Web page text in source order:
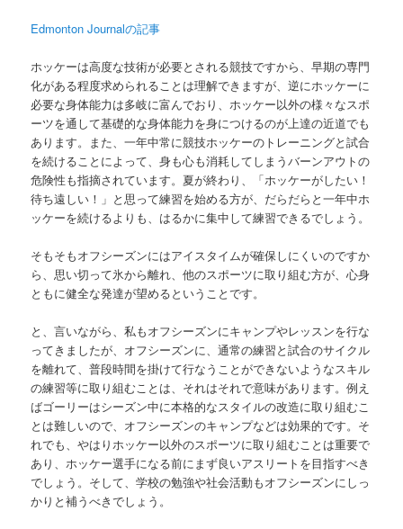
Edmonton Journalの記事
ホッケーは高度な技術が必要とされる競技ですから、早期の専門
化がある程度求められることは理解できますが、逆にホッケーに
必要な身体能力は多岐に富んでおり、ホッケー以外の様々なスポ
ーツを通して基礎的な身体能力を身につけるのが上達の近道でも
あります。また、一年中常に競技ホッケーのトレーニングと試合
を続けることによって、身も心も消耗してしまうバーンアウトの
危険性も指摘されています。夏が終わり、「ホッケーがしたい！
待ち遠しい！」と思って練習を始める方が、だらだらと一年中ホ
ッケーを続けるよりも、はるかに集中して練習できるでしょう。
そもそもオフシーズンにはアイスタイムが確保しにくいのですか
ら、思い切って氷から離れ、他のスポーツに取り組む方が、心身
ともに健全な発達が望めるということです。
と、言いながら、私もオフシーズンにキャンプやレッスンを行な
ってきましたが、オフシーズンに、通常の練習と試合のサイクル
を離れて、普段時間を掛けて行なうことができないようなスキル
の練習等に取り組むことは、それはそれで意味があります。例え
ばゴーリーはシーズン中に本格的なスタイルの改造に取り組むこ
とは難しいので、オフシーズンのキャンプなどは効果的です。そ
れでも、やはりホッケー以外のスポーツに取り組むことは重要で
あり、ホッケー選手になる前にまず良いアスリートを目指すべき
でしょう。そして、学校の勉強や社会活動もオフシーズンにしっ
かりと補うべきでしょう。